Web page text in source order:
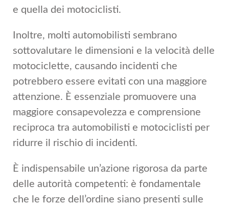
e quella dei motociclisti.
Inoltre, molti automobilisti sembrano
sottovalutare le dimensioni e la velocità delle
motociclette, causando incidenti che
potrebbero essere evitati con una maggiore
attenzione. È essenziale promuovere una
maggiore consapevolezza e comprensione
reciproca tra automobilisti e motociclisti per
ridurre il rischio di incidenti.
È indispensabile un’azione rigorosa da parte
delle autorità competenti: è fondamentale
che le forze dell’ordine siano presenti sulle